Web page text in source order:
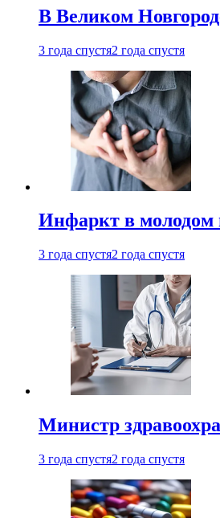
В Великом
3 года спустя2 года спустя
Инфаркт в молодом
3 года спустя2 года спустя
Министр
3 года спустя2 года спустя